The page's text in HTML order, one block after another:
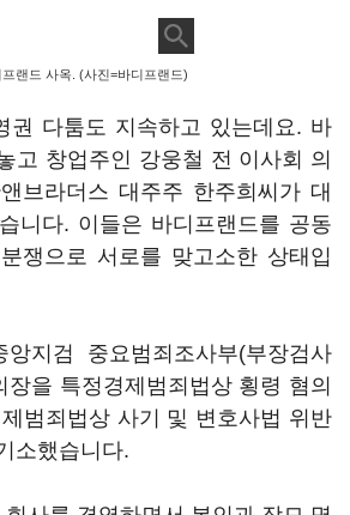
프랜드 사옥. (사진=바디프랜드)
권 다툼도 지속하고 있는데요. 바
고 창업주인 강웅철 전 이사회 의
브라더스 대주주 한주희씨가 대
니다. 이들은 바디프랜드를 공동
쟁으로 서로를 맞고소한 상태입
지검 중요범죄조사부(부장검사
을 특정경제범죄법상 횡령 혐의
범죄법상 사기 및 변호사법 위반
소했습니다.